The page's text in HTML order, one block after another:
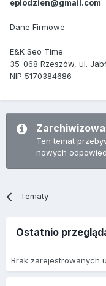
eplodzien@gmail.com
Dane Firmowe
E&K Seo Time
35-068 Rzeszów, ul.
NIP 5170384686
Ten temat
nowych
Tematy
Ostatnio
Brak zarejestrowanych